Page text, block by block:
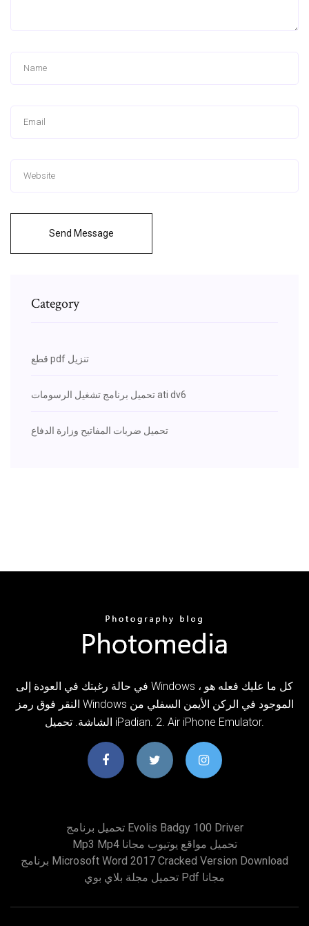
Send Message
Category
قطع pdf تنزيل
تحميل برنامج تشغيل الرسومات ati dv6
تحميل ضربات المفاتيح وزارة الدفاع
في حالة رغبتك في العودة إلى Windows ، كل ما عليك فعله هو
النقر فوق رمز Windows الموجود في الركن الأيمن السفلي من
الشاشة. تحميل iPadian. 2. Air iPhone Emulator.
تحميل برنامج Evolis Badgy 100 Driver
Mp3 Mp4 تحميل مواقع يوتيوب مجانا
برنامج Microsoft Word 2017 Cracked Version Download
تحميل مجلة بلاي بوي Pdf مجانا